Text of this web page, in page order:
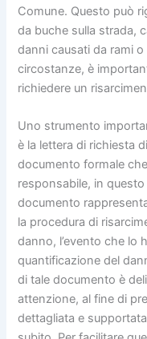
Comune. Questo può
da buche sulla strada,
danni causati da rami
circostanze, è
richiedere un
Uno strumento
è la lettera di richiesta
documento formale
responsabile, in
documento
la procedura di
danno, l’evento che lo
quantificazione del
di tale documento è
attenzione, al fine di
dettagliata e